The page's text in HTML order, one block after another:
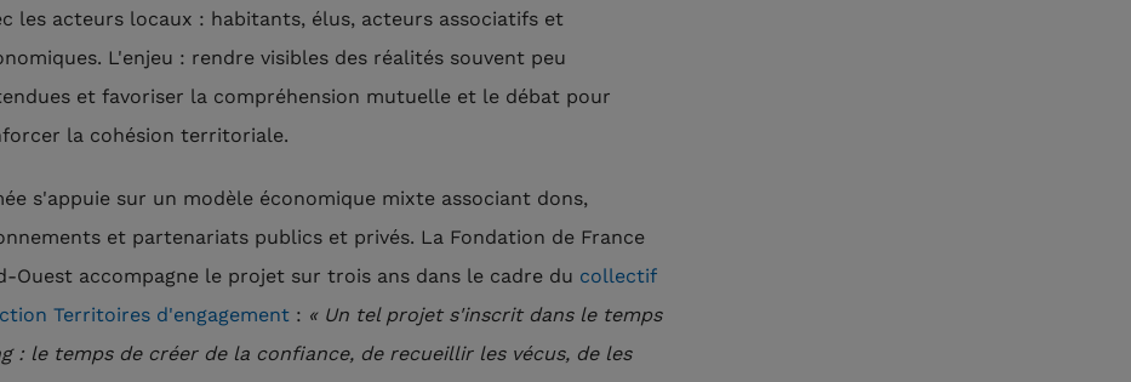
les acteurs locaux : habitants, élus, acteurs associatifs et
L'enjeu : rendre visibles des réalités souvent peu
et favoriser la compréhension mutuelle et le débat pour
la cohésion territoriale.
s'appuie sur un modèle économique mixte associant dons,
et partenariats publics et privés. La Fondation de France
Ouest accompagne le projet sur trois ans dans le cadre du collectif
Territoires d'engagement : « Un tel projet s'inscrit dans le temps
: le temps de créer de la confiance, de recueillir les vécus, de les